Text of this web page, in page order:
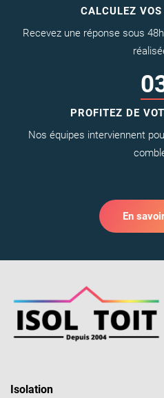
CALCULEZ
Recevez une réponse sous
PROFITEZ DE
Nos équipes interviennent
En
Isolation